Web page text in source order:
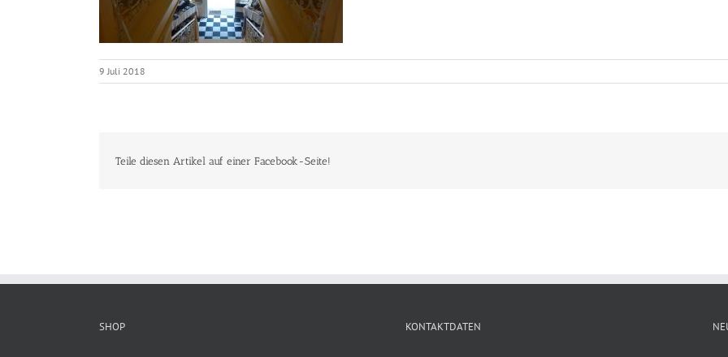
9 Juli 2018
Teile diesen Artikel auf einer Facebook-Seite!
SHOP KONTAKTDATEN